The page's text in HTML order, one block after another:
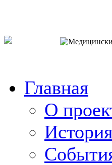
Главная
О